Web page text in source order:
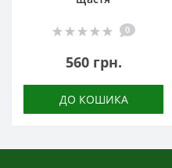
0
560 грн.
ДО КОШИКА